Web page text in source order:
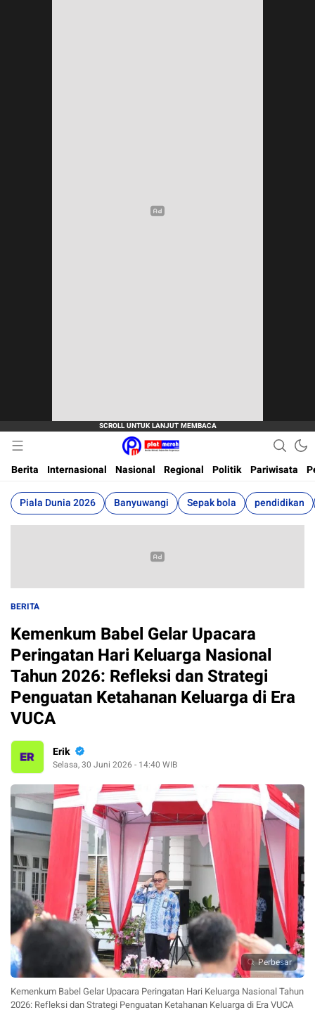
Plat Merah
Berita Terkini, Akurat, Terpercaya Dan Cepat
Berita
Internasional Nasional Regional Politik Pariwisata
Piala Dunia 2026 Banyuwangi Sepak bola pendidikan
BERITA
Kemenkum Babel Gelar Upacara
Peringatan Hari Keluarga Nasional
Tahun 2026: Refleksi dan Strategi
Penguatan Ketahanan Keluarga di Era
VUCA
Erik
Selasa, 30 Juni 2026 - 14:40 WIB
Perbesar
Kemenkum Babel Gelar Upacara Peringatan Hari Keluarga Nasional Tahun
2026: Refleksi dan Strategi Penguatan Ketahanan Keluarga di Era VUCA